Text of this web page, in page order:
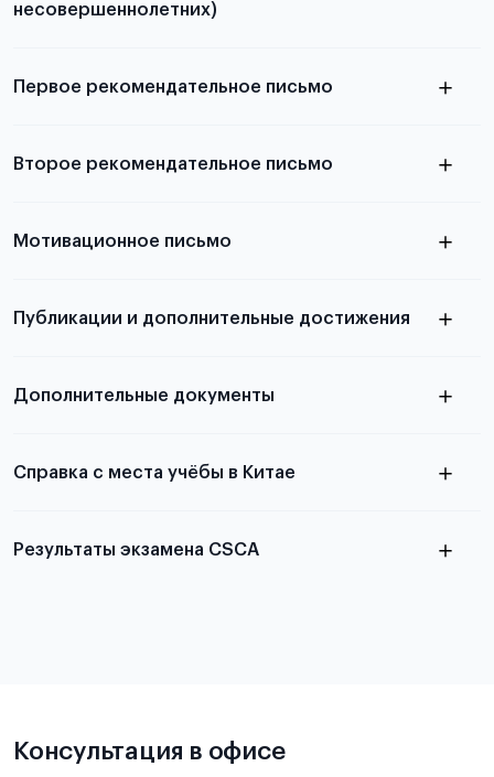
несовершеннолетних)
выезда
Первое рекомендательное письмо
письма
Второе рекомендательное письмо
письма
Мотивационное письмо
статье
Публикации и дополнительные достижения
Дополнительные документы
Справка с места учёбы в Китае
Результаты экзамена CSCA
Консультация в офисе